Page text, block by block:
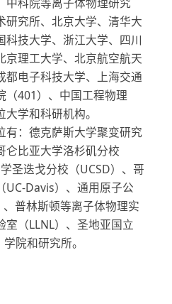
研究所、北京大学、清华大
科技大学、浙江大学、四川
京理工大学、北京航空航天
都电子科技大学、上海交通
（401）、中国工程物理
学和科研机构。
：德克萨斯大学聚变研究
仑比亚大学洛杉矶分校
圣迭戈分校（UCSD）、哥
UC-Davis）、通用原子公
普林斯顿等离子体物理实
（LLNL）、圣地亚国立
院和研究所。